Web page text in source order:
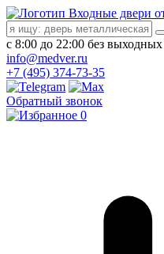
Входные двери
с 8:00 до 22:00 без выходных
info@medver.ru
+7 (495) 374-73-35
Обратный звонок
0